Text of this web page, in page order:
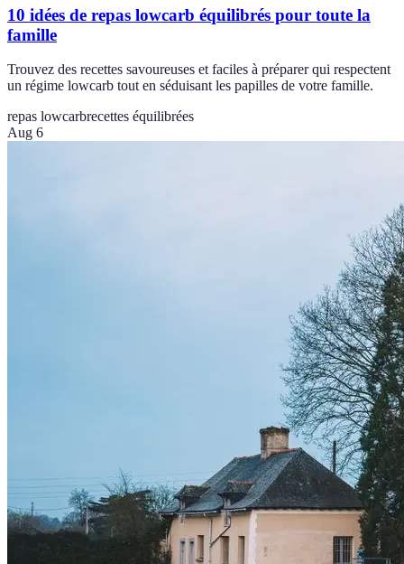
10 idées de repas lowcarb équilibrés pour toute la
famille
Trouvez des recettes savoureuses et faciles à préparer qui respectent
un régime lowcarb tout en séduisant les papilles de votre famille.
repas lowcarbrecettes équilibrées
Aug 6